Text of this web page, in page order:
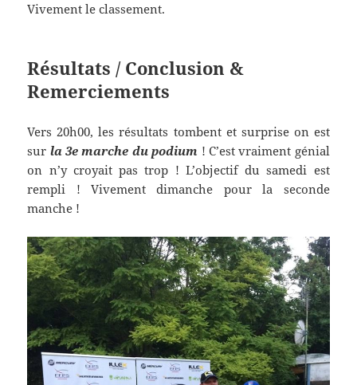
Vivement le classement.
Résultats / Conclusion &
Remerciements
Vers 20h00, les résultats tombent et surprise on est
sur la 3e marche du podium ! C’est vraiment génial
on n’y croyait pas trop ! L’objectif du samedi est
rempli ! Vivement dimanche pour la seconde
manche !